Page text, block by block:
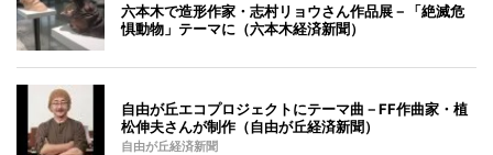
六本木で造形作家・志村リョウさん作品展－「絶滅危
惧動物」テーマに（六本木経済新聞）
自由が丘エコプロジェクトにテーマ曲－FF作曲家・植
松伸夫さんが制作（自由が丘経済新聞）
自由が丘経済新聞